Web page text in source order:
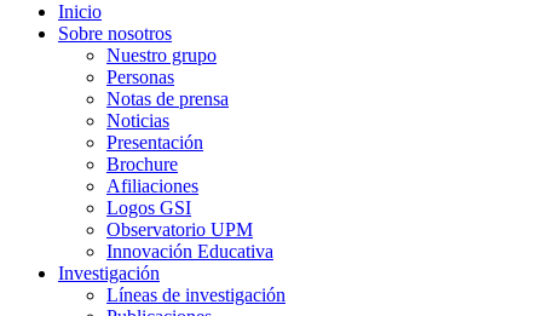
Inicio
Sobre nosotros
Nuestro grupo
Personas
Notas de prensa
Noticias
Presentación
Brochure
Afiliaciones
Logos GSI
Observatorio UPM
Innovación Educativa
Investigación
Líneas de investigación